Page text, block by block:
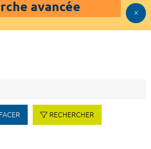
avancée
RECHERCHER